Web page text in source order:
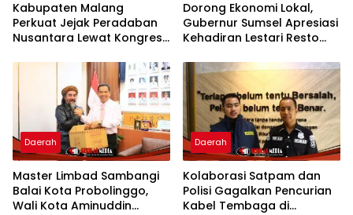
Kabupaten Malang
Perkuat Jejak Peradaban
Nusantara Lewat Kongres
Dorong Ekonomi Lokal,
Gubernur Sumsel Apresiasi
Kehadiran Lestari Resto
Opening 50%
Daerah
Master Limbad Sambangi
Balai Kota Probolinggo,
Wali Kota Aminuddin
Daerah
Kolaborasi Satpam dan
Polisi Gagalkan Pencurian
Kabel Tembaga di